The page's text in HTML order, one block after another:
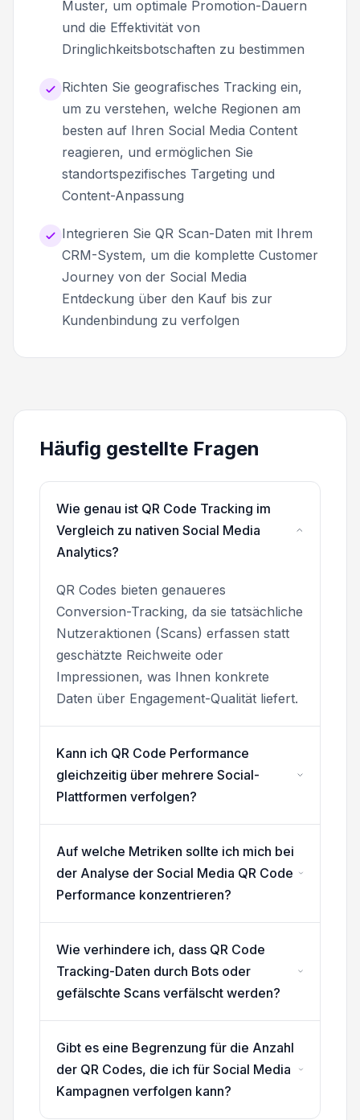
Muster, um optimale Promotion-Dauern
und die Effektivität von
Dringlichkeitsbotschaften zu bestimmen
Richten Sie geografisches Tracking ein,
um zu verstehen, welche Regionen am
besten auf Ihren Social Media Content
reagieren, und ermöglichen Sie
standortspezifisches Targeting und
Content-Anpassung
Integrieren Sie QR Scan-Daten mit Ihrem
CRM-System, um die komplette Customer
Journey von der Social Media
Entdeckung über den Kauf bis zur
Kundenbindung zu verfolgen
Häufig gestellte Fragen
Wie genau ist QR Code Tracking im
Vergleich zu nativen Social Media
Analytics?
QR Codes bieten genaueres
Conversion-Tracking, da sie tatsächliche
Nutzeraktionen (Scans) erfassen statt
geschätzte Reichweite oder
Impressionen, was Ihnen konkrete
Daten über Engagement-Qualität liefert.
Kann ich QR Code Performance
gleichzeitig über mehrere Social-
Plattformen verfolgen?
Auf welche Metriken sollte ich mich bei
der Analyse der Social Media QR Code
Performance konzentrieren?
Wie verhindere ich, dass QR Code
Tracking-Daten durch Bots oder
gefälschte Scans verfälscht werden?
Gibt es eine Begrenzung für die Anzahl
der QR Codes, die ich für Social Media
Kampagnen verfolgen kann?